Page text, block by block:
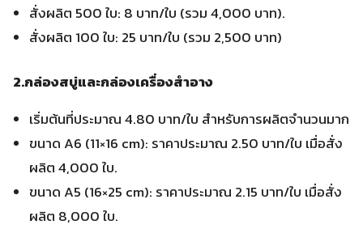
สั่งผลิต 500 ใบ: 8 บาท/ใบ (รวม 4,000 บาท).
สั่งผลิต 100 ใบ: 25 บาท/ใบ (รวม 2,500 บาท)
2.กล่องสบู่และกล่องเครื่องสำอาง
เริ่มต้นที่ประมาณ 4.80 บาท/ใบ สำหรับการผลิตจำนวนมาก
ขนาด A6 (11×16 cm): ราคาประมาณ 2.50 บาท/ใบ เมื่อสั่ง
ผลิต 4,000 ใบ.
ขนาด A5 (16×25 cm): ราคาประมาณ 2.15 บาท/ใบ เมื่อสั่ง
ผลิต 8,000 ใบ.